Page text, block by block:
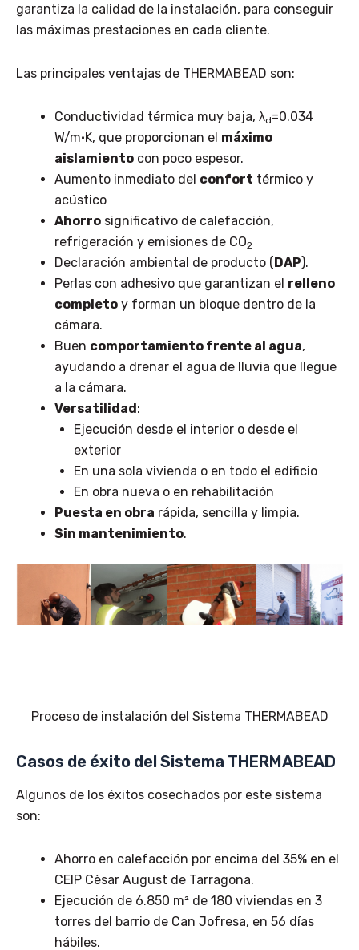
garantiza la calidad de la instalación, para conseguir
las máximas prestaciones en cada cliente.
Las principales ventajas de THERMABEAD son:
Conductividad térmica muy baja, λd=0.034
W/m·K, que proporcionan el máximo
aislamiento con poco espesor.
Aumento inmediato del confort térmico y
acústico
Ahorro significativo de calefacción,
refrigeración y emisiones de CO2
Declaración ambiental de producto (DAP).
Perlas con adhesivo que garantizan el relleno
completo y forman un bloque dentro de la
cámara.
Buen comportamiento frente al agua,
ayudando a drenar el agua de lluvia que llegue
a la cámara.
Versatilidad:
Ejecución desde el interior o desde el
exterior
En una sola vivienda o en todo el edificio
En obra nueva o en rehabilitación
Puesta en obra rápida, sencilla y limpia.
Sin mantenimiento.
Proceso de instalación del Sistema THERMABEAD
Casos de éxito del Sistema THERMABEAD
Algunos de los éxitos cosechados por este sistema
son:
Ahorro en calefacción por encima del 35% en el
CEIP Cèsar August de Tarragona.
Ejecución de 6.850 m² de 180 viviendas en 3
torres del barrio de Can Jofresa, en 56 días
hábiles.